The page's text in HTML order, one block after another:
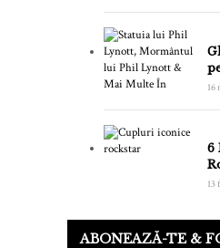
16
6
13
ABONEAZĂ-TE &